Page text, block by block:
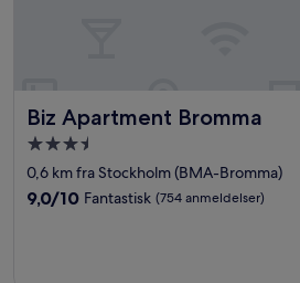
Biz Apartment Bromma
Biz Apartment Bromma
Overnattingssted
med
3.5
stjerner
0,6 km fra Stockholm (BMA-Bromma)
9.0
9,0/10 Fantastisk (754 anmeldelser)